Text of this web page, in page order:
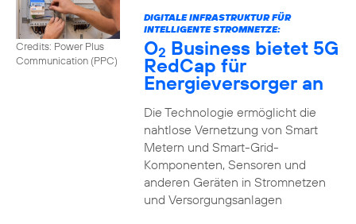
Credits: Power Plus
Communication (PPC)
DIGITALE INFRASTRUKTUR FÜR
INTELLIGENTE STROMNETZE:
O2 Business bietet 5G
RedCap für
Energieversorger an
Die Technologie ermöglicht die
nahtlose Vernetzung von Smart
Metern und Smart-Grid-
Komponenten, Sensoren und
anderen Geräten in Stromnetzen
und Versorgungsanlagen